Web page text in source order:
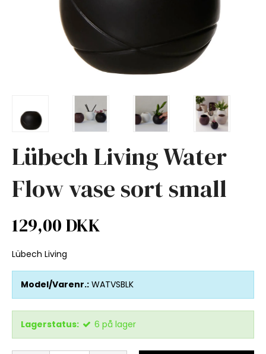
Lübech Living Water
Flow vase sort small
129,00 DKK
Lübech Living
Model/Varenr.: WATVSBLK
Lagerstatus: 6 på lager